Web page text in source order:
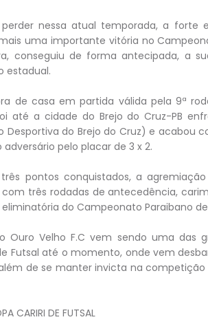
nessa atual temporada, a forte
uma importante vitória no
conseguiu de forma antecipada, a
estadual.
de casa em partida válida pela 9ª
até a cidade do Brejo do Cruz-PB
Desportiva do Brejo do Cruz) e acabou
pelo placar de 3 x 2.
pontos conquistados, a
três rodadas de antecedência,
do Campeonato Paraibano de
Ouro Velho F.C vem sendo uma das
Futsal até o momento, onde vem
de se manter invicta na
CARIRI DE FUTSAL